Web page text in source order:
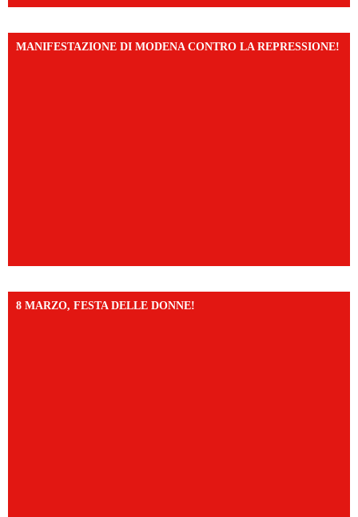
MANIFESTAZIONE DI MODENA CONTRO LA REPRESSIONE!
8 MARZO, FESTA DELLE DONNE!